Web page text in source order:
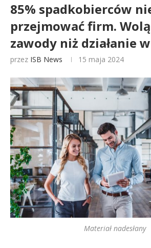
85% spadkobierców
przejmować firm.
zawody niż działanie
przez ISB News 15 maja 2024
Materiał nadesłany